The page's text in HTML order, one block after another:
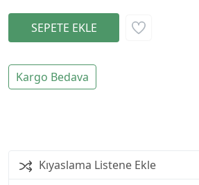
Kargo Bedava
Kıyaslama Listene Ekle